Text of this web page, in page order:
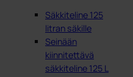
Säkkiteline 125
litran säkille
Seinään
kiinnitettävä
säkkiteline 125 L